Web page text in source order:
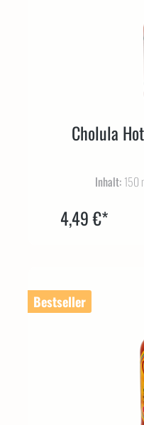
Cholula
Inhalt: 150
4,49 €*
Bestseller